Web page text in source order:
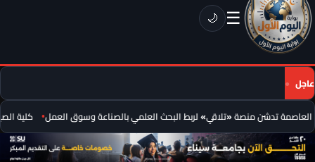
☰
🌙
عاجل
تدشن منصة «تلاقي» لربط البحث العلمي بالصناعة وسوق العمل كلية